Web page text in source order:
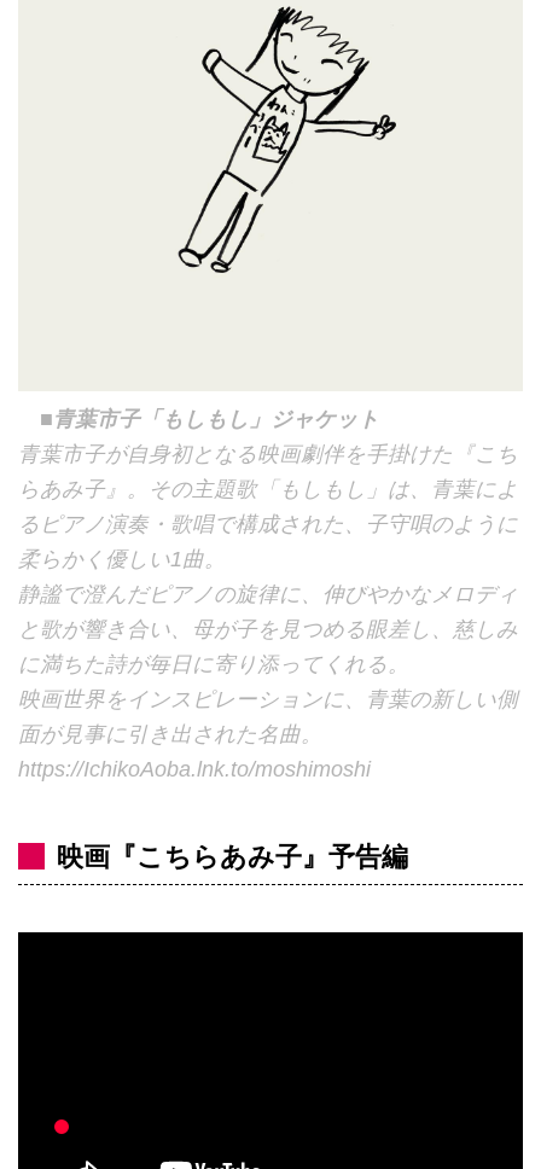
■青葉市子「もしもし」ジャケット
青葉市子が自身初となる映画劇伴を手掛けた『こち
らあみ子』。その主題歌「もしもし」は、青葉によ
るピアノ演奏・歌唱で構成された、子守唄のように
柔らかく優しい1曲。
静謐で澄んだピアノの旋律に、伸びやかなメロディ
と歌が響き合い、母が子を見つめる眼差し、慈しみ
に満ちた詩が毎日に寄り添ってくれる。
映画世界をインスピレーションに、青葉の新しい側
面が見事に引き出された名曲。
https://IchikoAoba.lnk.to/moshimoshi
映画『こちらあみ子』予告編